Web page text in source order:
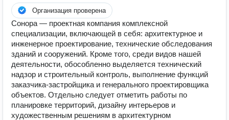
Организация проверена
Сонора — проектная компания комплексной
специализации, включающей в себя: архитектурное и
инженерное проектирование, технические обследования
зданий и сооружений. Кроме того, среди видов нашей
деятельности, обособленно выделяется технический
надзор и строительный контроль, выполнение функций
заказчика-застройщика и генерального проектировщика
объектов. Отдельно следует отметить работы по
планировке территорий, дизайну интерьеров и
художественным решениям в архитектурном